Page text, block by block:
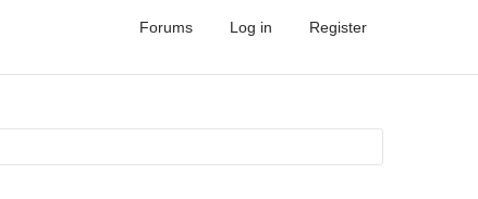
Forums Log in Register